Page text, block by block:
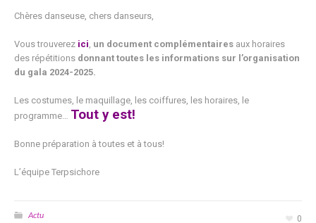
Chères danseuse, chers danseurs,
Vous trouverez ici, un document complémentaires aux horaires
des répétitions donnant toutes les informations sur l’organisation
du gala 2024-2025.
Les costumes, le maquillage, les coiffures, les horaires, le
programme… Tout y est!
Bonne préparation à toutes et à tous!
L’équipe Terpsichore
0
Actu